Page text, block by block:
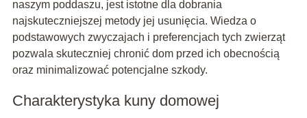
naszym poddaszu, jest istotne dla dobrania
najskuteczniejszej metody jej usunięcia. Wiedza o
podstawowych zwyczajach i preferencjach tych zwierząt
pozwala skuteczniej chronić dom przed ich obecnością
oraz minimalizować potencjalne szkody.
Charakterystyka kuny domowej